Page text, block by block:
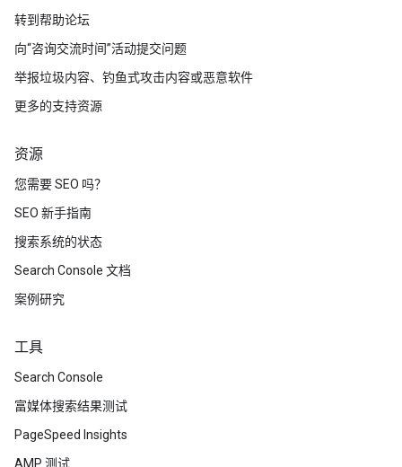
转到帮助论坛
向“咨询交流时间”活动提交问题
举报垃圾内容、钓鱼式攻击内容或恶意软件
更多的支持资源
资源
您需要 SEO 吗？
SEO 新手指南
搜索系统的状态
Search Console 文档
案例研究
工具
Search Console
富媒体搜索结果测试
PageSpeed Insights
AMP 测试